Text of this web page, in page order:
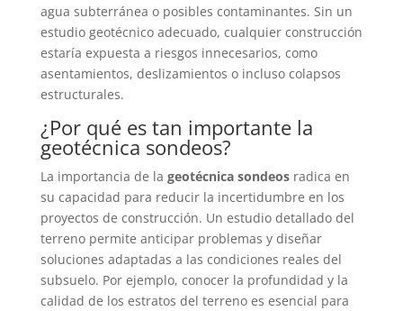
agua subterránea o posibles contaminantes. Sin un
estudio geotécnico adecuado, cualquier construcción
estaría expuesta a riesgos innecesarios, como
asentamientos, deslizamientos o incluso colapsos
estructurales.
¿Por qué es tan importante la
geotécnica sondeos?
La importancia de la geotécnica sondeosradica en
su capacidad para reducir la incertidumbre en los
proyectos de construcción. Un estudio detallado del
terreno permite anticipar problemas y diseñar
soluciones adaptadas a las condiciones reales del
subsuelo. Por ejemplo, conocer la profundidad y la
calidad de los estratos del terreno es esencial para